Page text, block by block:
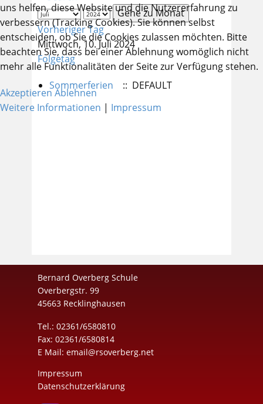
Gehe zu Monat
Vorheriger Tag
Mittwoch, 10. Juli 2024
Folgetag
Sommerferien :: DEFAULT
Bernard Overberg Schule
Overbergstr. 99
45663 Recklinghausen
Tel.: 02361/6580810
Fax: 02361/6580814
E Mail: email@rsoverberg.net
Impressum
Datenschutzerklärung
uns helfen, diese Website und die Nutzererfahrung zu
verbessern (Tracking Cookies). Sie können selbst
entscheiden, ob Sie die Cookies zulassen möchten. Bitte
beachten Sie, dass bei einer Ablehnung womöglich nicht
mehr alle Funktionalitäten der Seite zur Verfügung stehen.
AkzeptierenAblehnen
Weitere Informationen | Impressum